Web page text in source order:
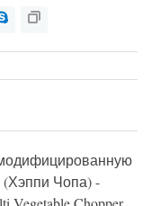
(Хэппи Чопа) -